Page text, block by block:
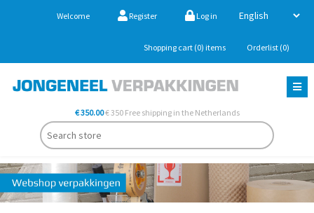
Welcome Register Log in
Shopping cart (0) items Orderlist (0)
€ 350.00€ 350 Free shipping in the Netherlands